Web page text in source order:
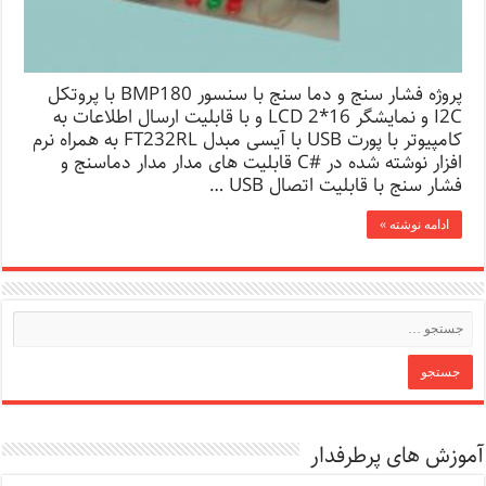
پروژه فشار سنج و دما سنج با سنسور BMP180 با پروتکل
I2C و نمایشگر LCD 2*16 و با قابلیت ارسال اطلاعات به
کامپیوتر با پورت USB با آیسی مبدل FT232RL به همراه نرم
افزار نوشته شده در #C قابلیت های مدار مدار دماسنج و
فشار سنج با قابلیت اتصال USB …
ادامه نوشته »
آموزش های پرطرفدار